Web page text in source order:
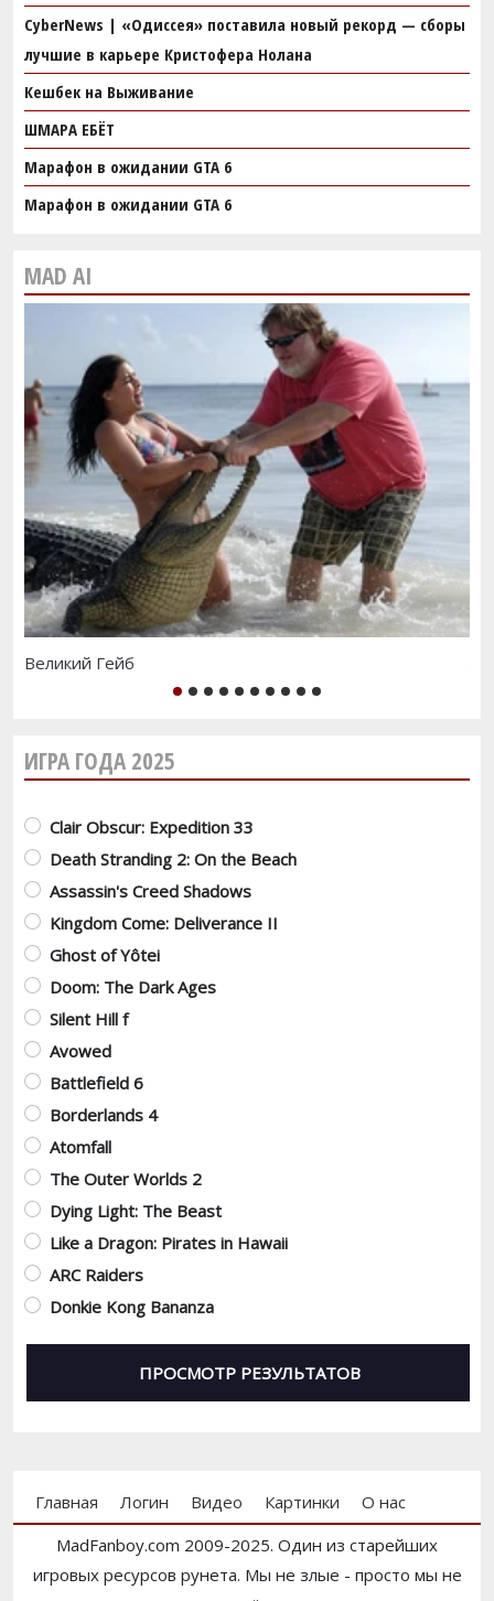
CyberNews | «Одиссея» поставила новый рекорд — сборы
лучшие в карьере Кристофера Нолана
Кешбек на Выживание
ШМАРА ЕБЁТ
Марафон в ожидании GTA 6
Марафон в ожидании GTA 6
MAD AI
Великий Гейб
1 2 3
ИГРА ГОДА 2025
Варианты
Clair Obscur: Expedition 33
Death Stranding 2: On the Beach
Assassin's Creed Shadows
Kingdom Come: Deliverance II
Ghost of Yôtei
Doom: The Dark Ages
Silent Hill f
Avowed
Battlefield 6
Borderlands 4
Atomfall
The Outer Worlds 2
Dying Light: The Beast
Like a Dragon: Pirates in Hawaii
ARC Raiders
Donkie Kong Bananza
Footer menu
Главная Логин Видео Картинки
О нас
MadFanboy.com 2009-2025. Один из старейших
игровых ресурсов рунета. Мы не злые - просто мы не